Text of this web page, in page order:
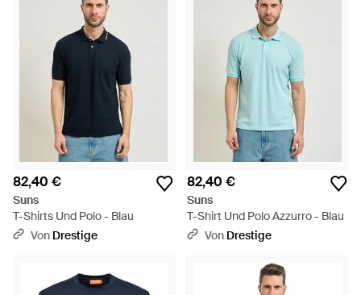
82,40 €
Suns
T-Shirts Und Polo - Blau
Von Drestige
82,40 €
Suns
T-Shirt Und Polo Azzurro - Blau
Von Drestige